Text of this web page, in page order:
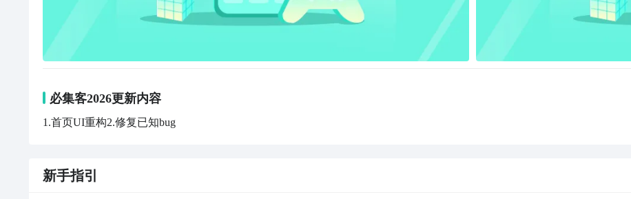
必集客2026更新内容
1.首页UI重构2.修复已知bug
新手指引